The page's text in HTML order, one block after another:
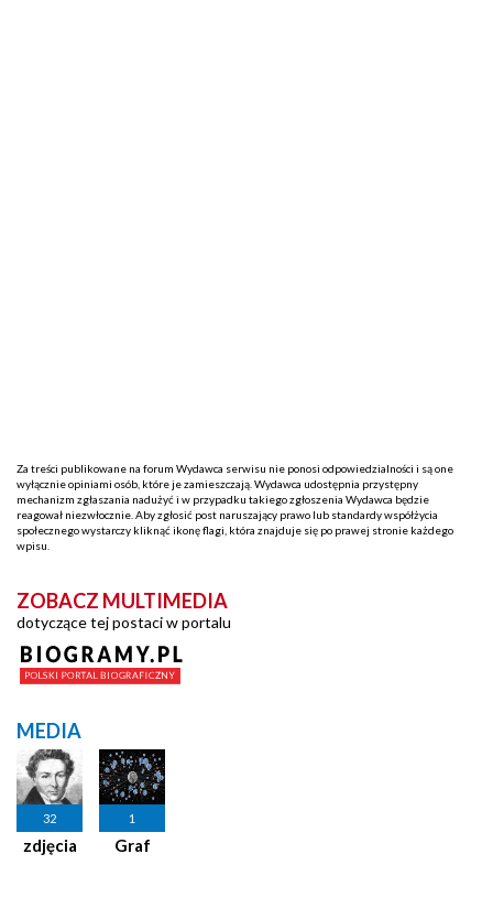
Za treści publikowane na forum Wydawca serwisu nie ponosi odpowiedzialności i są one
wyłącznie opiniami osób, które je zamieszczają. Wydawca udostępnia przystępny
mechanizm zgłaszania nadużyć i w przypadku takiego zgłoszenia Wydawca będzie
reagował niezwłocznie. Aby zgłosić post naruszający prawo lub standardy współżycia
społecznego wystarczy kliknąć ikonę flagi, która znajduje się po prawej stronie każdego
wpisu.
ZOBACZ MULTIMEDIA
dotyczące tej postaci w portalu
MEDIA
32
zdjęcia
1
Graf